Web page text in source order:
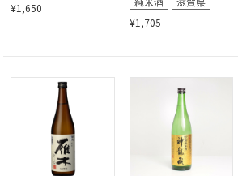
¥1,650
¥1,705